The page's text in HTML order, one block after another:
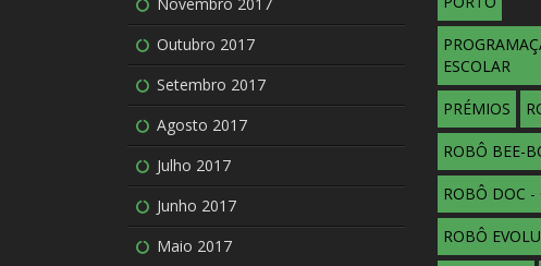
Outubro 2017
Setembro 2017
Agosto 2017
Julho 2017
Junho 2017
Maio 2017
ESCOLAR
PRÉMIOS
ROBÔ BEE-
ROBÔ DOC
ROBÔ